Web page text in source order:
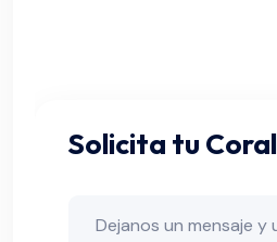
Solicita tu Coral